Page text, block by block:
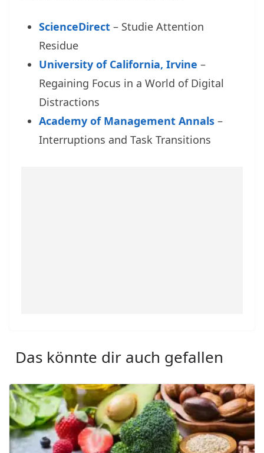
ScienceDirect – Studie Attention
Residue
University of California, Irvine –
Regaining Focus in a World of Digital
Distractions
Academy of Management Annals –
Interruptions and Task Transitions
Das könnte dir auch gefallen